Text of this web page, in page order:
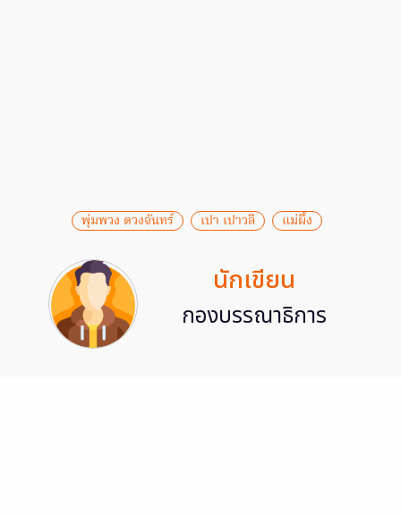
พุ่มพวง ดวงจันทร์ เปา เปาวลี แม่ผึ้ง
นักเขียน
กองบรรณาธิการ